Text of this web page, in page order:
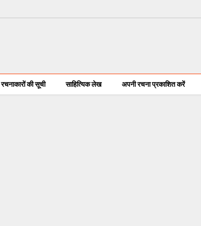
रचनाकारों की सूची साहित्यिक लेख अपनी रचना प्रकाशित करें